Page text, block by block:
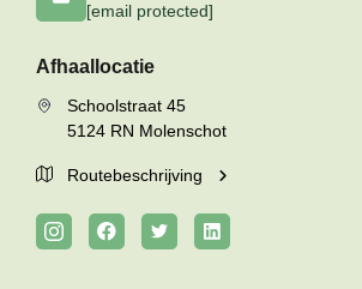
[email protected]
Afhaallocatie
Schoolstraat 45
5124 RN Molenschot
Routebeschrijving